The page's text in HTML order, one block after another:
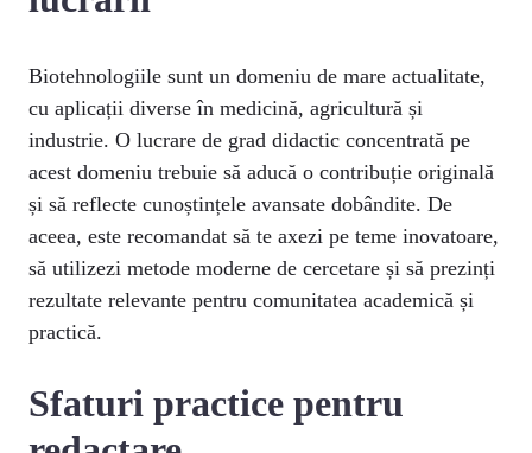
Biotehnologiile sunt un domeniu de mare actualitate,
cu aplicații diverse în medicină, agricultură și
industrie. O lucrare de grad didactic concentrată pe
acest domeniu trebuie să aducă o contribuție originală
și să reflecte cunoștințele avansate dobândite. De
aceea, este recomandat să te axezi pe teme inovatoare,
să utilizezi metode moderne de cercetare și să prezinți
rezultate relevante pentru comunitatea academică și
practică.
Sfaturi practice pentru